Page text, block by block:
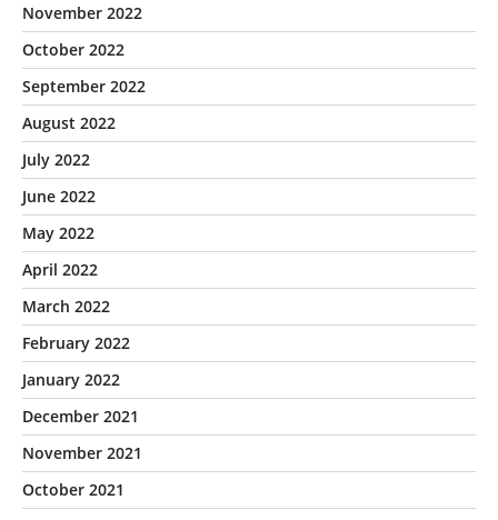
November 2022
October 2022
September 2022
August 2022
July 2022
June 2022
May 2022
April 2022
March 2022
February 2022
January 2022
December 2021
November 2021
October 2021